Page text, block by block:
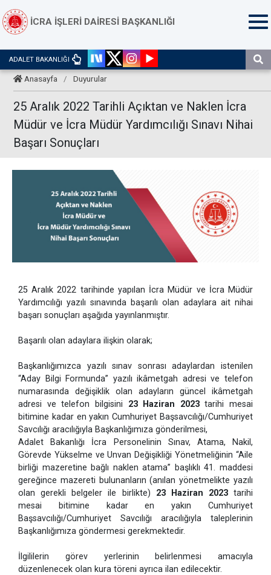
İCRA İŞLERİ DAİRESİ BAŞKANLIĞI
ADALET BAKANLIĞI
Anasayfa / Duyurular
25 Aralık 2022 Tarihli Açıktan ve Naklen İcra
Müdür ve İcra Müdür Yardımcılığı Sınavı Nihai
Başarı Sonuçları
25 Aralık 2022 tarihinde yapılan İcra Müdür ve İcra Müdür
Yardımcılığı yazılı sınavında başarılı olan adaylara ait nihai
başarı sonuçları aşağıda yayınlanmıştır.
Başarılı olan adaylara ilişkin olarak;
Başkanlığımızca yazılı sınav sonrası adaylardan istenilen
“Aday Bilgi Formunda” yazılı ikâmetgah adresi ve telefon
numarasında değişiklik olan adayların güncel ikâmetgah
adresi ve telefon bilgisini 23 Haziran 2023tarihi mesai
bitimine kadar en yakın Cumhuriyet Başsavcılığı/Cumhuriyet
Savcılığı aracılığıyla Başkanlığımıza gönderilmesi,
Adalet Bakanlığı İcra Personelinin Sınav, Atama, Nakil,
Görevde Yükselme ve Unvan Değişikliği Yönetmeliğinin “Aile
birliği mazeretine bağlı naklen atama” başlıklı 41. maddesi
gereğince mazereti bulunanların (anılan yönetmelikte yazılı
olan gerekli belgeler ile birlikte) 23 Haziran 2023tarihi
mesai bitimine kadar en yakın Cumhuriyet
Başsavcılığı/Cumhuriyet Savcılığı aracılığıyla taleplerinin
Başkanlığımıza göndermesi gerekmektedir.
İlgililerin görev yerlerinin belirlenmesi amacıyla
düzenlenecek olan kura töreni ayrıca ilan edilecektir.